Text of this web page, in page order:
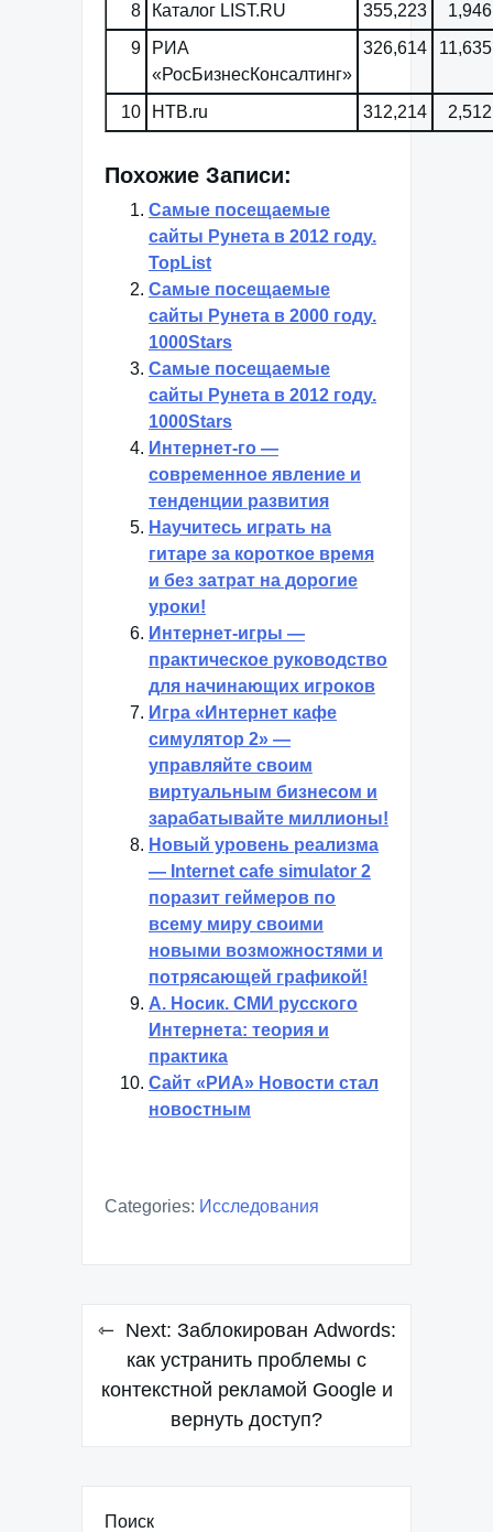
8 Каталог LIST.RU 355,223
9
РИА
«РосБизнесКонсалтинг»
326,614
10 НТВ.ru 312,214
Похожие Записи:
Самые посещаемые
сайты Рунета в 2012 году.
TopList
Самые посещаемые
сайты Рунета в 2000 году.
1000Stars
Самые посещаемые
сайты Рунета в 2012 году.
1000Stars
Интернет-го —
современное явление и
тенденции развития
Научитесь играть на
гитаре за короткое время
и без затрат на дорогие
уроки!
Интернет-игры —
практическое руководство
для начинающих игроков
Игра «Интернет кафе
симулятор 2» —
управляйте своим
виртуальным бизнесом и
зарабатывайте миллионы!
Новый уровень реализма
— Internet cafe simulator 2
поразит геймеров по
всему миру своими
новыми возможностями и
потрясающей графикой!
А. Носик. СМИ русского
Интернета: теория и
практика
Сайт «РИА» Новости стал
новостным
Categories: Исследования
Навигация
записям
Next: Заблокирован Adwords:
как устранить проблемы с
контекстной рекламой Google и
вернуть доступ?
Поиск